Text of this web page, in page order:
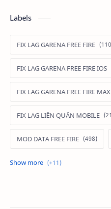
Labels
FIX LAG GARENA FREE FIRE
FIX LAG GARENA FREE FIRE IOS
FIX LAG GARENA FREE FIRE MAX
FIX LAG LIÊN QUÂN MOBILE
MOD DATA FREE FIRE
MOD FREE FIRE